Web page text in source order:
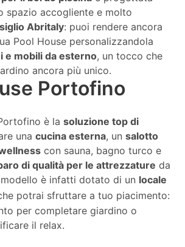
spazio accogliente e molto
Abritaly: puoi rendere ancora
Pool House personalizzandola
e mobili da esterno, un tocco che
ancora più unico.
Portofino
è la soluzione top di
una cucina esterna, un salotto
con sauna, bagno turco e
di qualità per le attrezzature da
è infatti dotato di un locale
potrai sfruttare a tuo piacimento:
per completare giardino o
il relax.